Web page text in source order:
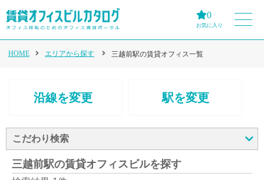
0
お気に入り
HOME エリアから探す 三越前駅の賃貸オフィス一覧
沿線を変更 駅を変更
こだわり検索
三越前駅の賃貸オフィスビルを探す